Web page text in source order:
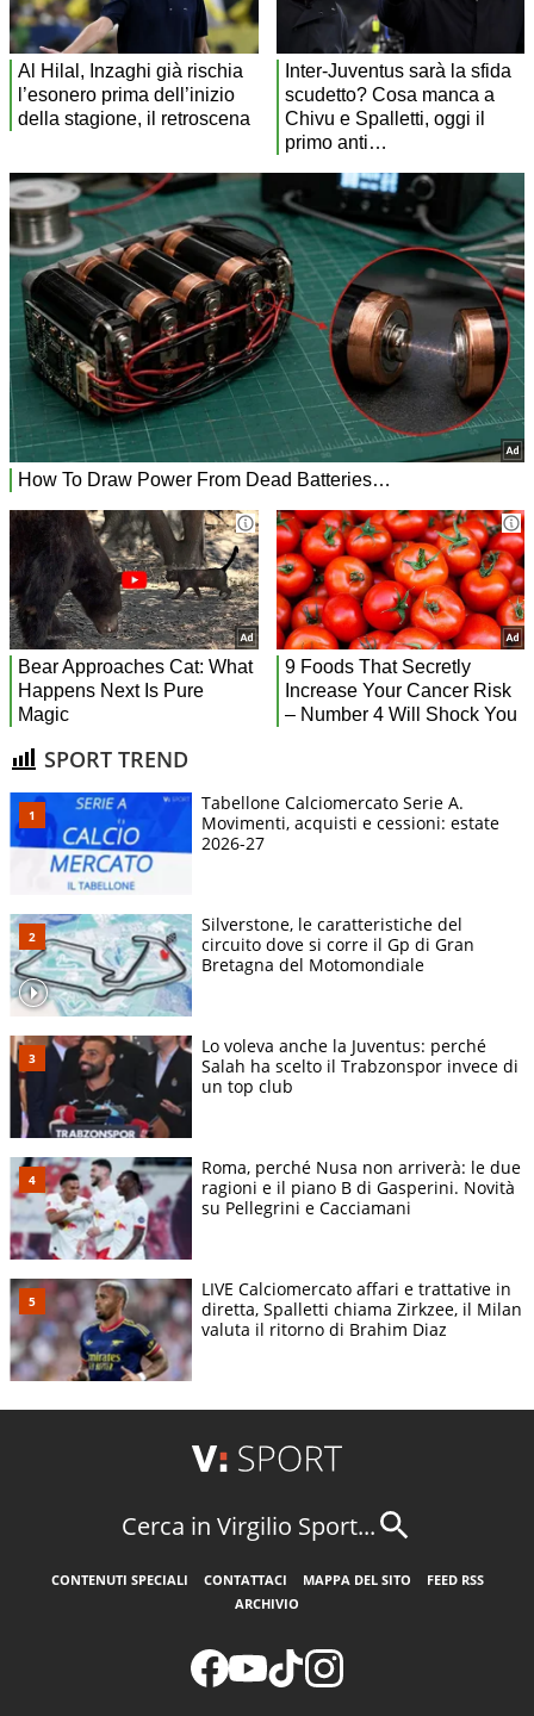
SPORT TREND
Tabellone Calciomercato Serie A.
Movimenti, acquisti e cessioni: estate
2026-27
Silverstone, le caratteristiche del
circuito dove si corre il Gp di Gran
Bretagna del Motomondiale
Lo voleva anche la Juventus: perché
Salah ha scelto il Trabzonspor invece di
un top club
Roma, perché Nusa non arriverà: le due
ragioni e il piano B di Gasperini. Novità
su Pellegrini e Cacciamani
LIVE Calciomercato affari e trattative in
diretta, Spalletti chiama Zirkzee, il Milan
valuta il ritorno di Brahim Diaz
Cerca in Virgilio Sport...
CONTENUTI SPECIALI CONTATTACI MAPPA DEL SITO
FEED RSS
ARCHIVIO